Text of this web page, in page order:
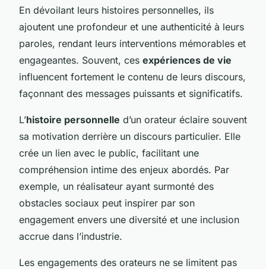
En dévoilant leurs histoires personnelles, ils
ajoutent une profondeur et une authenticité à leurs
paroles, rendant leurs interventions mémorables et
engageantes. Souvent, ces expériences de vie
influencent fortement le contenu de leurs discours,
façonnant des messages puissants et significatifs.
L’histoire personnelle d’un orateur éclaire souvent
sa motivation derrière un discours particulier. Elle
crée un lien avec le public, facilitant une
compréhension intime des enjeux abordés. Par
exemple, un réalisateur ayant surmonté des
obstacles sociaux peut inspirer par son
engagement envers une diversité et une inclusion
accrue dans l’industrie.
Les engagements des orateurs ne se limitent pas